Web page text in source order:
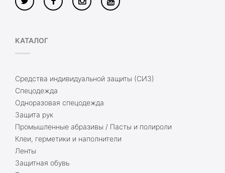
КАТАЛОГ
Средства индивидуальной защиты (СИЗ)
Спецодежда
Одноразовая спецодежда
Защита рук
Промышленные абразивы / Пасты и полироли
Клеи, герметики и наполнители
Ленты
Защитная обувь